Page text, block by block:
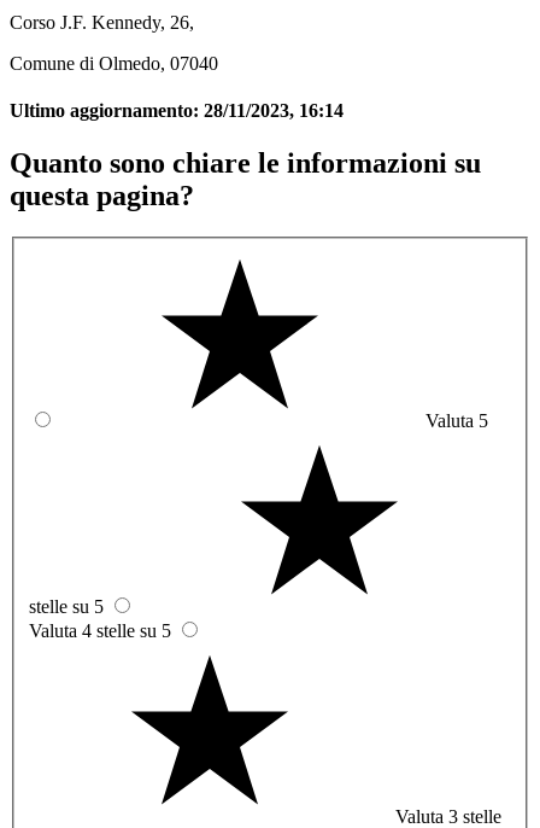
Corso J.F. Kennedy, 26,
Comune di Olmedo, 07040
Ultimo aggiornamento: 28/11/2023, 16:14
Quanto sono chiare le informazioni su
questa pagina?
Valuta 5
stelle su 5
Valuta 4 stelle su 5
Valuta 3 stelle